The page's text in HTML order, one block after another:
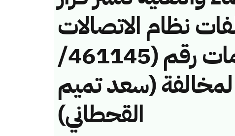
نظام الاتصالات
وتقنية المعلومات رقم (461145/
لمخالفة (سعد تميم
القحطاني)